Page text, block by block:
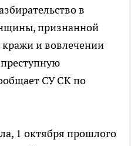
в
признанной
и вовлечении
СУ СК по
1 октября прошлого